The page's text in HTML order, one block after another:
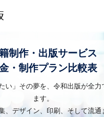
制作・出版サービス
・制作プラン比較表
い」その夢を、令和出版が全力
ます。
、デザイン、印刷、そして流通